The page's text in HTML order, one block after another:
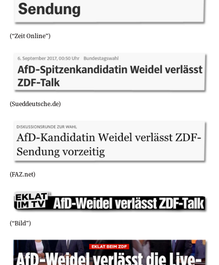
(“Zeit Online”)
(Sueddeutsche.de)
(FAZ.net)
(“Bild”)